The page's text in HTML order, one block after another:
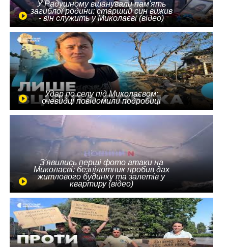
У Радушному вшанували пам'ять
загиблої родини: старший син вижив
- він служить у Миколаєві (відео)
Удар по селу під Миколаєвом:
очевидці повідомили подробиці
З'явились перші фото атаки на
Миколаєві: безпілотник пробив дах
житлового будинку та залетів у
квартиру (відео)